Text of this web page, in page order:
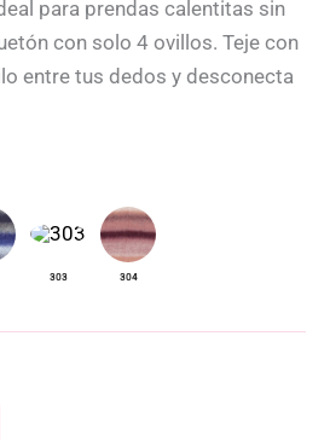
para prendas calentitas sin
con solo 4 ovillos. Teje con
entre tus dedos y desconecta